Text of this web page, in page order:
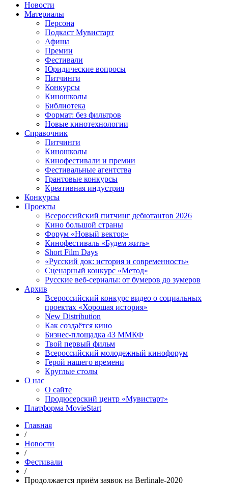
Новости
Материалы
Персона
Подкаст Мувистарт
Афиша
Премии
Фестивали
Юридические вопросы
Питчинги
Конкурсы
Киношколы
Библиотека
Формат: без фильтров
Новые кинотехнологии
Справочник
Питчинги
Киношколы
Кинофестивали и премии
Фестивальные агентства
Грантовые конкурсы
Креативная индустрия
Конкурсы
Проекты
Всероссийский питчинг дебютантов 2026
Кино большой страны
Форум «Новый вектор»
Кинофестиваль «Будем жить»
Short Film Days
«Русский док: история и современность»
Сценарный конкурс «Метод»
Русские веб-сериалы: от бумеров до зумеров
Архив
Всероссийский конкурс видео о социальных
проектах «Хорошая история»
New Distribution
Как создаётся кино
Бизнес-площадка 43 ММКФ
Твой первый фильм
Всероссийский молодежный кинофорум
Герой нашего времени
Круглые столы
О нас
О сайте
Продюсерский центр «Мувистарт»
Платформа MovieStart
Главная
/
Новости
/
Фестивали
/
Продолжается приём заявок на Berlinale-2020